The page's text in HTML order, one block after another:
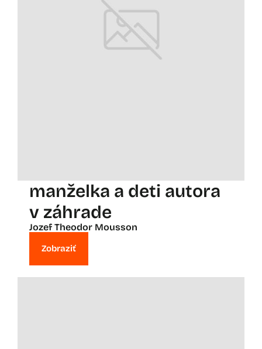
manželka a deti autora
v záhrade
Jozef Theodor Mousson
Zobraziť